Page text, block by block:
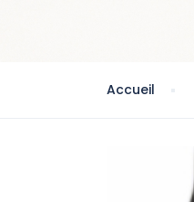
Accueil